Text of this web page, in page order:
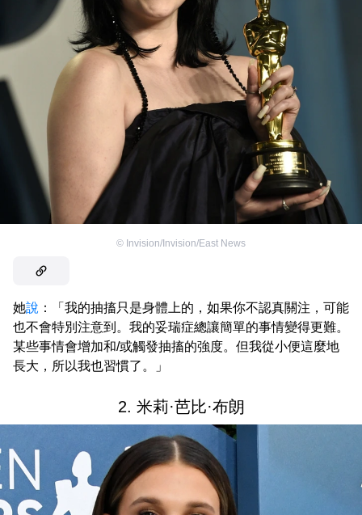
© Invision/Invision/East News
她說 ：「我的抽搐只是身體上的，如果你不認真關注，可能
也不會特別注意到。我的妥瑞症總讓簡單的事情變得更難。
某些事情會增加和/或觸發抽搐的強度。但我從小便這麼地
長大，所以我也習慣了。」
2. 米莉·芭比·布朗